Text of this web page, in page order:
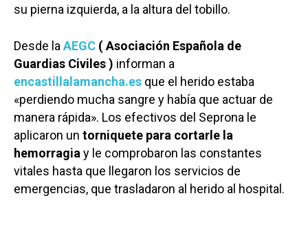
su pierna izquierda, a la altura del tobillo.
Desde la AEGC ( Asociación Española de
Guardias Civiles ) informan a
encastillalamancha.es que el herido estaba
«perdiendo mucha sangre y había que actuar de
manera rápida». Los efectivos del Seprona le
aplicaron un torniquete para cortarle la
hemorragia y le comprobaron las constantes
vitales hasta que llegaron los servicios de
emergencias, que trasladaron al herido al hospital.